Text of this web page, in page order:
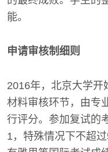
能。
申请审核制细则
2016年，北京大学开
材料审核环节，由专
行评分。参加复试的
1，特殊情况下不超